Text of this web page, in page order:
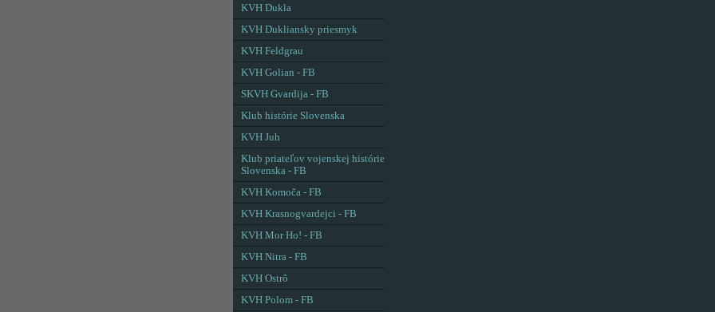
KVH Dukla
KVH Dukliansky priesmyk
KVH Feldgrau
KVH Golian - FB
SKVH Gvardija - FB
Klub histórie Slovenska
KVH Juh
Klub priateľov vojenskej histórie
Slovenska - FB
KVH Komoča - FB
KVH Krasnogvardejci - FB
KVH Mor Ho! - FB
KVH Nitra - FB
KVH Ostrô
KVH Polom - FB